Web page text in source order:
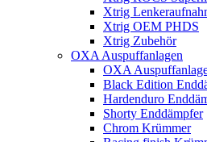
Xtrig
Xtrig OEM PHDS
Xtrig Zubehör
OXA Auspuffanlagen
OXA
Black Edition
Hardenduro
Shorty Enddämpfer
Chrom Krümmer